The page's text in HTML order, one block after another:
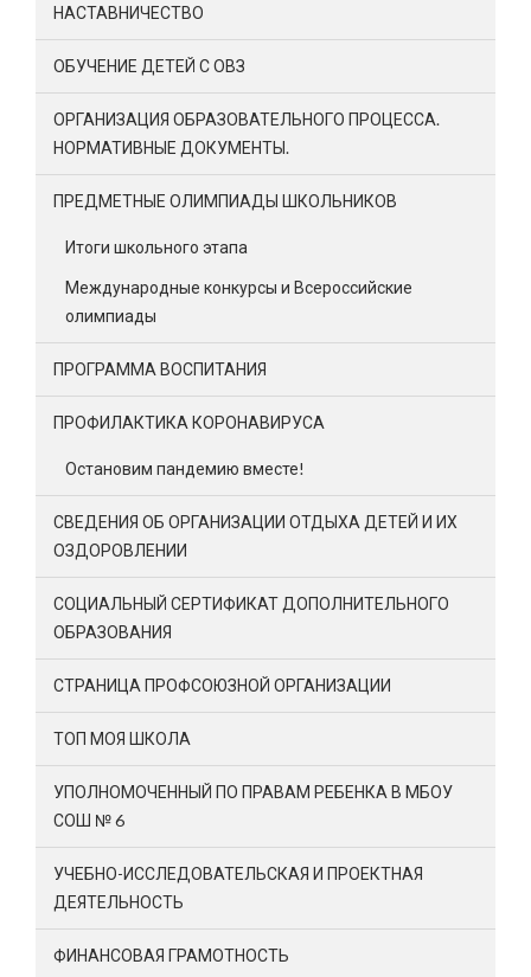
НАСТАВНИЧЕСТВО
ОБУЧЕНИЕ ДЕТЕЙ С ОВЗ
ОРГАНИЗАЦИЯ ОБРАЗОВАТЕЛЬНОГО ПРОЦЕССА.
НОРМАТИВНЫЕ ДОКУМЕНТЫ.
ПРЕДМЕТНЫЕ ОЛИМПИАДЫ ШКОЛЬНИКОВ
Итоги школьного этапа
Международные конкурсы и Всероссийские
олимпиады
ПРОГРАММА ВОСПИТАНИЯ
ПРОФИЛАКТИКА КОРОНАВИРУСА
Остановим пандемию вместе!
СВЕДЕНИЯ ОБ ОРГАНИЗАЦИИ ОТДЫХА ДЕТЕЙ И ИХ
ОЗДОРОВЛЕНИИ
СОЦИАЛЬНЫЙ СЕРТИФИКАТ ДОПОЛНИТЕЛЬНОГО
ОБРАЗОВАНИЯ
СТРАНИЦА ПРОФСОЮЗНОЙ ОРГАНИЗАЦИИ
ТОП МОЯ ШКОЛА
УПОЛНОМОЧЕННЫЙ ПО ПРАВАМ РЕБЕНКА В МБОУ
СОШ № 6
УЧЕБНО-ИССЛЕДОВАТЕЛЬСКАЯ И ПРОЕКТНАЯ
ДЕЯТЕЛЬНОСТЬ
ФИНАНСОВАЯ ГРАМОТНОСТЬ